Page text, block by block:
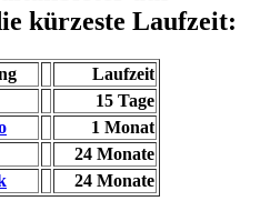
kürzeste Laufzeit:
Laufzeit
15 Tage
1 Monat
24 Monate
24 Monate